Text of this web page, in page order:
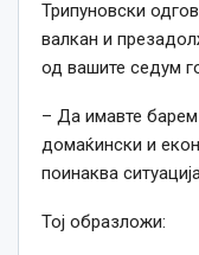
Трипуновски
валкан и
од вашите седум
– Да имавте
домаќински и
поинаква
Тој образложи: